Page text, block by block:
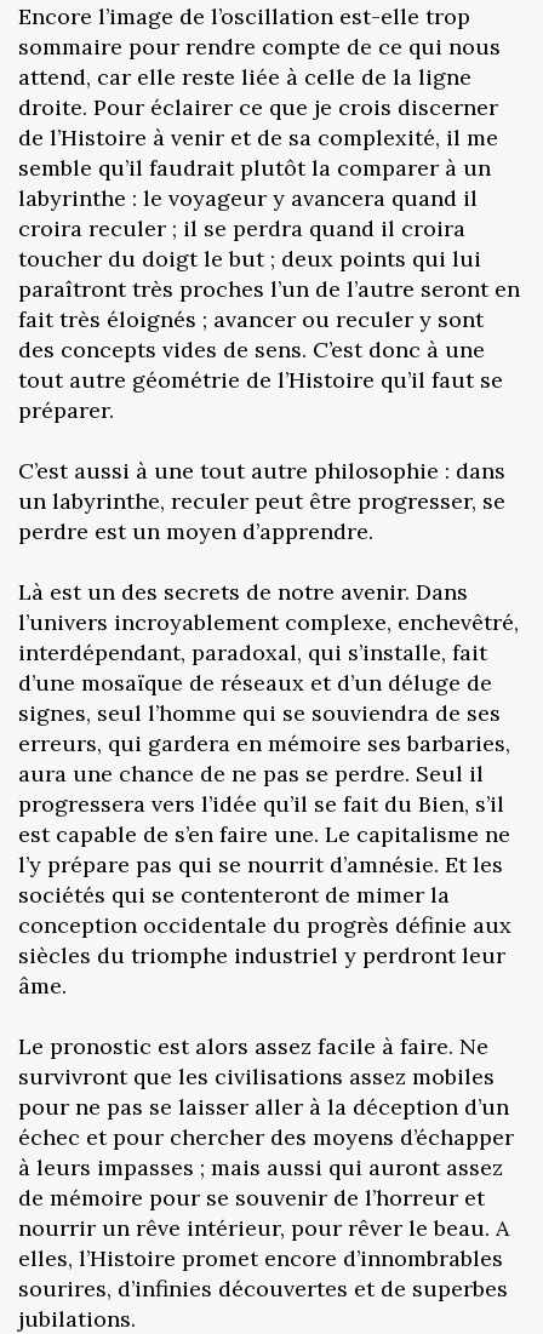
Encore l’image de l’oscillation est-elle trop
sommaire pour rendre compte de ce qui nous
attend, car elle reste liée à celle de la ligne
droite. Pour éclairer ce que je crois discerner
de l’Histoire à venir et de sa complexité, il me
semble qu’il faudrait plutôt la comparer à un
labyrinthe : le voyageur y avancera quand il
croira reculer ; il se perdra quand il croira
toucher du doigt le but ; deux points qui lui
paraîtront très proches l’un de l’autre seront en
fait très éloignés ; avancer ou reculer y sont
des concepts vides de sens. C’est donc à une
tout autre géométrie de l’Histoire qu’il faut se
préparer.
C’est aussi à une tout autre philosophie : dans
un labyrinthe, reculer peut être progresser, se
perdre est un moyen d’apprendre.
Là est un des secrets de notre avenir. Dans
l’univers incroyablement complexe, enchevêtré,
interdépendant, paradoxal, qui s’installe, fait
d’une mosaïque de réseaux et d’un déluge de
signes, seul l’homme qui se souviendra de ses
erreurs, qui gardera en mémoire ses barbaries,
aura une chance de ne pas se perdre. Seul il
progressera vers l’idée qu’il se fait du Bien, s’il
est capable de s’en faire une. Le capitalisme ne
l’y prépare pas qui se nourrit d’amnésie. Et les
sociétés qui se contenteront de mimer la
conception occidentale du progrès définie aux
siècles du triomphe industriel y perdront leur
âme.
Le pronostic est alors assez facile à faire. Ne
survivront que les civilisations assez mobiles
pour ne pas se laisser aller à la déception d’un
échec et pour chercher des moyens d’échapper
à leurs impasses ; mais aussi qui auront assez
de mémoire pour se souvenir de l’horreur et
nourrir un rêve intérieur, pour rêver le beau. A
elles, l’Histoire promet encore d’innombrables
sourires, d’infinies découvertes et de superbes
jubilations.